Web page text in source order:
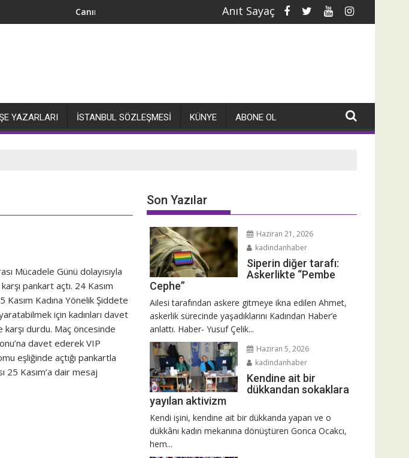
Canım hiç öpmeyeyim, HPV'liyim Normların çatlağında
Anıt Sayaç
YAZARLARI İSTANBUL SÖZLEŞMESI KÜNYE ABONE OL
Mücadele Günü dolayısıyla
pankart açtı. 24 Kasım
Kasım Kadına Yönelik Şiddete
için kadınları davet
durdu. Maç öncesinde
davet ederek VIP
eşliğinde açtığı pankartla
25 Kasım’a dair mesaj
Son Yazılar
Haziran 21, 2026
kadindanhaber
Siperin diğer tarafı:
Askerlikte “Pembe
Cephe”
Ailesi tarafından askere gitmeye ikna edilen Ahmet,
askerlik sürecinde yaşadıklarını Kadından Haber’e
anlattı. Haber- Yusuf Çelik...
Haziran 5, 2026
kadindanhaber
Kendine ait bir
dükkandan sokaklara
yayılan aktivizm
Kendi işini, kendine ait bir dükkanda yapan ve o
dükkânı kadın mekanına dönüştüren Gonca Ocakcı,
hem...